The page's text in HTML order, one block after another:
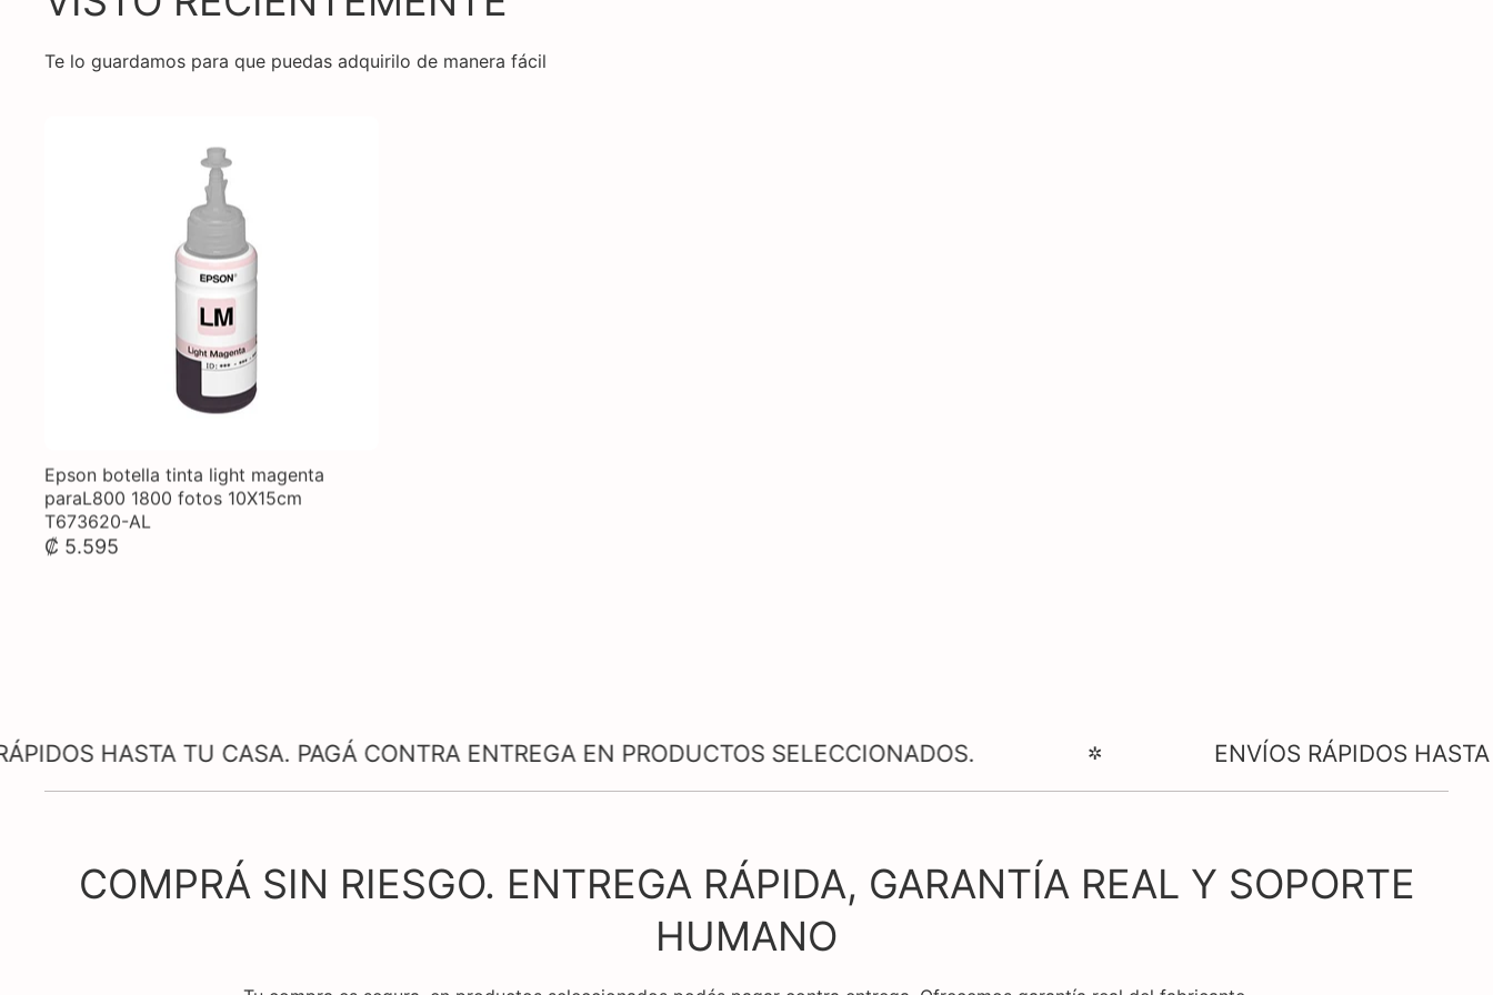
Te lo guardamos para que puedas adquirilo de manera fácil
Epson botella tinta light magenta
paraL800 1800 fotos 10X15cm
T673620-AL
₡ 5.595
AGREGAR AL CARRITO
VISTA RÁPIDA
AGREGAR A COMPARAR
TU CASA. PAGÁ CONTRA ENTREGA EN PRODUCTOS SELECCIONADOS. ✲ ENVÍOS RÁPIDOS HASTA TU CASA.
COMPRÁ SIN RIESGO. ENTREGA RÁPIDA, GARANTÍA REAL Y SOPORTE
HUMANO